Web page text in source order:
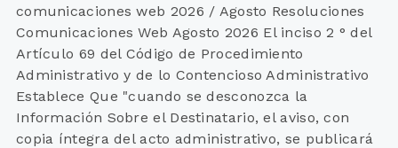
comunicaciones web 2026 / Agosto Resoluciones
Comunicaciones Web Agosto 2026 El inciso 2 ° del
Artículo 69 del Código de Procedimiento
Administrativo y de lo Contencioso Administrativo
Establece Que "cuando se desconozca la
Información Sobre el Destinatario, el aviso, con
copia íntegra del acto administrativo, se publicará